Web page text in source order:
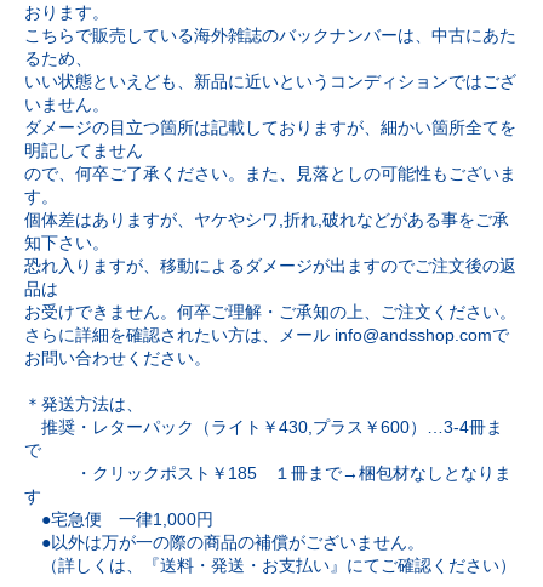
おります。
こちらで販売している海外雑誌のバックナンバーは、中古にあた
るため、
いい状態といえども、新品に近いというコンディションではござ
いません。
ダメージの目立つ箇所は記載しておりますが、細かい箇所全てを
明記してません
ので、何卒ご了承ください。また、見落としの可能性もございま
す。
個体差はありますが、ヤケやシワ,折れ,破れなどがある事をご承
知下さい。
恐れ入りますが、移動によるダメージが出ますのでご注文後の返
品は
お受けできません。何卒ご理解・ご承知の上、ご注文ください。
さらに詳細を確認されたい方は、メール info@andsshop.comで
お問い合わせください。
＊発送方法は、
推奨・レターパック（ライト￥430,プラス￥600）…3-4冊ま
で
・クリックポスト￥185 １冊まで→梱包材なしとなりま
す
●宅急便 一律1,000円
●以外は万が一の際の商品の補償がございません。
（詳しくは、『送料・発送・お支払い』にてご確認ください）